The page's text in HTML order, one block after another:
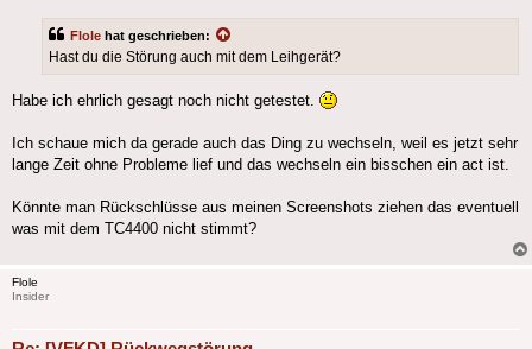
Flole hat geschrieben:
Hast du die Störung auch mit dem Leihgerät?
Habe ich ehrlich gesagt noch nicht getestet.
Ich schaue mich da gerade auch das Ding zu wechseln, weil es jetzt sehr
lange Zeit ohne Probleme lief und das wechseln ein bisschen ein act ist.
Könnte man Rückschlüsse aus meinen Screenshots ziehen das eventuell
was mit dem TC4400 nicht stimmt?
Flole
Insider